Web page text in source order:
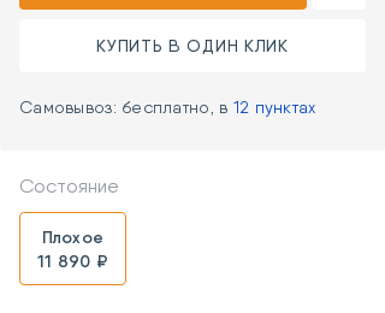
КУПИТЬ В ОДИН КЛИК
Самовывоз: бесплатно, в 12 пунктах
Состояние
Плохое
11 890 ₽